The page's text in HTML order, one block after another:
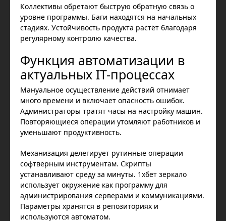
Коллективы обретают быструю обратную связь о
уровне программы. Баги находятся на начальных
стадиях. Устойчивость продукта растёт благодаря
регулярному контролю качества.
Функция автоматизации в
актуальных IT-процессах
Мануальное осуществление действий отнимает
много времени и включает опасность ошибок.
Администраторы тратят часы на настройку машин.
Повторяющиеся операции утомляют работников и
уменьшают продуктивность.
Механизация делегирует рутинные операции
софтверным инструментам. Скрипты
устанавливают среду за минуты. 1хбет зеркало
использует окружение как программу для
администрирования серверами и коммуникациями.
Параметры хранятся в репозиториях и
используются автоматом.